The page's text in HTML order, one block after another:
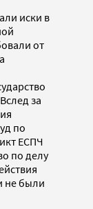
иски в
от
за
по
ЕСПЧ
по делу
не были